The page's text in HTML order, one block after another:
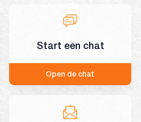
Start een chat
Open de chat